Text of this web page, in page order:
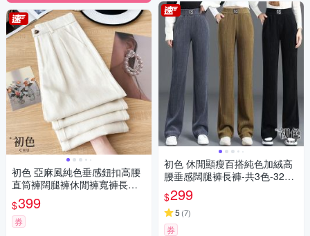
初色 亞麻風純色垂感鈕扣高腰
直筒褲闊腿褲休閒褲寬褲長褲-
共4色-36838(M-2XL可選)
$399
券
初色 休閒顯瘦百搭純色加絨高
腰垂感闊腿褲長褲-共3色-3257
9(M-4XL可選)
$299
5 (7)
券